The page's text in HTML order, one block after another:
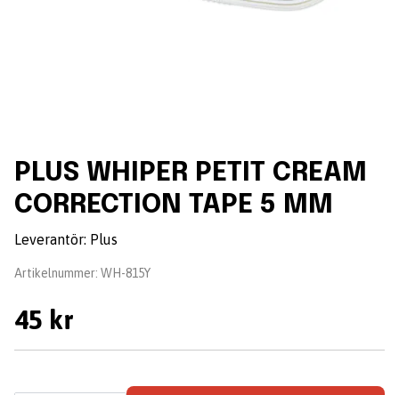
PLUS WHIPER PETIT CREAM
CORRECTION TAPE 5 MM
Leverantör: Plus
Artikelnummer: WH-815Y
45 kr